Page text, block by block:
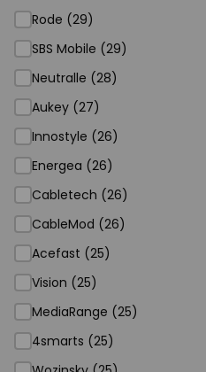
Rode (29)
SBS Mobile (29)
Neutralle (28)
Aukey (27)
Innostyle (26)
Energea (26)
Cabletech (26)
CableMod (26)
Acefast (25)
Vision (25)
MediaRange (25)
4smarts (25)